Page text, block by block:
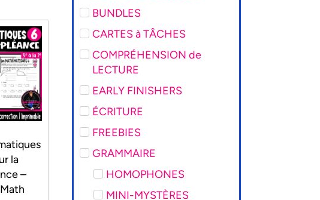
la
–
BUNDLES
CARTES à TÂCHES
COMPRÉHENSION de
LECTURE
EARLY FINISHERS
ÉCRITURE
FREEBIES
GRAMMAIRE
HOMOPHONES
MINI-MYSTÈRES